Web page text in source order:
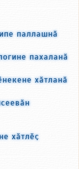
паллашнӑ
пахаланӑ
хӑтланӑ
хӑтлӗҫ